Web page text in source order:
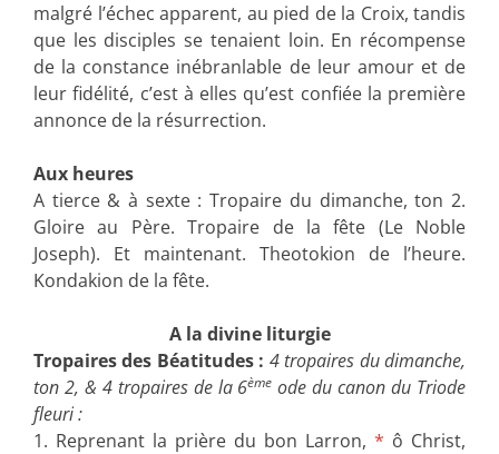
malgré l’échec apparent, au pied de la Croix, tandis
que les disciples se tenaient loin. En récompense
de la constance inébranlable de leur amour et de
leur fidélité, c’est à elles qu’est confiée la première
annonce de la résurrection.
Aux heures
A tierce & à sexte : Tropaire du dimanche, ton 2.
Gloire au Père. Tropaire de la fête (Le Noble
Joseph). Et maintenant. Theotokion de l’heure.
Kondakion de la fête.
A la divine liturgie
Tropaires des Béatitudes : 4 tropaires du dimanche,
ton 2, & 4 tropaires de la 6ème ode du canon du Triode
fleuri :
1. Reprenant la prière du bon Larron, * ô Christ,